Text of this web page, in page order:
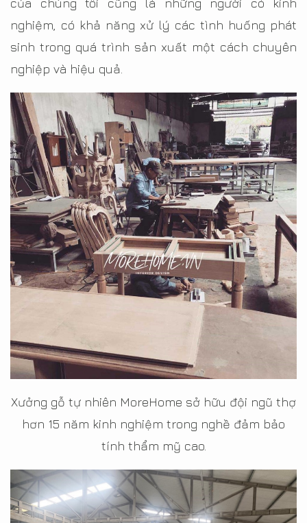
của chúng tôi cũng là những người có kinh
nghiệm, có khả năng xử lý các tình huống phát
sinh trong quá trình sản xuất một cách chuyên
nghiệp và hiệu quả.
Xưởng gỗ tự nhiên MoreHome sở hữu đội ngũ thợ
hơn 15 năm kinh nghiệm trong nghề đảm bảo
tính thẩm mỹ cao.